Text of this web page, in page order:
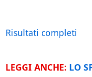
Risultati completi
LEGGI ANCHE: LO